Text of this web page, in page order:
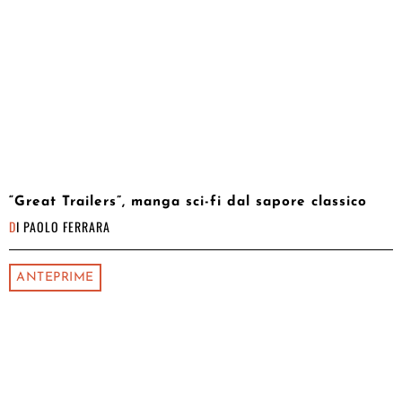
“Great Trailers”, manga sci-fi dal sapore classico
DI PAOLO FERRARA
ANTEPRIME